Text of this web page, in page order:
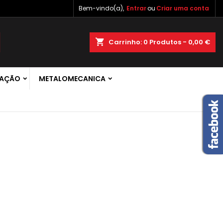
Bem-vindo(a), Entrarou Criar uma conta
shopping_cart Carrinho: 0 Produtos - 0,00 €
METALOMECANICA